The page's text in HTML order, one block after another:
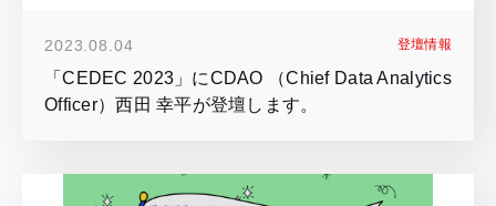
2023.08.04 登壇情報
「CEDEC 2023」にCDAO （Chief Data Analytics
Officer）西田 幸平が登壇します。